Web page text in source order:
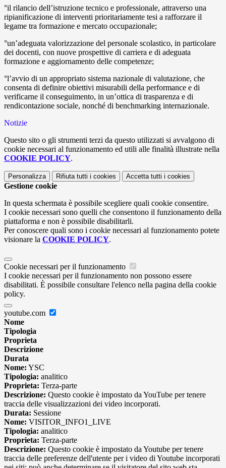
°il rilancio dell’istruzione tecnico e professionale, attraverso una
ripianificazione di interventi prioritariamente tesi a rafforzare il
legame tra formazione e mercato occupazionale;
°un’adeguata valorizzazione del personale scolastico, in particolare
dei docenti, con nuove prospettive di carriera e di adeguata
formazione e aggiornamento delle competenze;
°l’avvio di un appropriato sistema nazionale di valutazione, che
consenta di definire obiettivi misurabili della performance e di
verificarne il conseguimento, in un’ottica di trasparenza e di
rendicontazione sociale, nonché di benchmarking internazionale.
Notizie
Questo sito o gli strumenti terzi da questo utilizzati si avvalgono di
cookie necessari al funzionamento ed utili alle finalità illustrate nella
COOKIE POLICY.
Personalizza Rifiuta tutti i cookies Accetta tutti i cookies
Gestione cookie
In questa schermata è possibile scegliere quali cookie consentire.
I cookie necessari sono quelli che consentono il funzionamento della
piattaforma e non è possibile disabilitarli.
Per conoscere quali sono i cookie necessari al funzionamento potete
visionare la COOKIE POLICY.
Cookie necessari per il funzionamento
I cookie necessari per il funzionamento non possono essere
disabilitati. È possibile consultare l'elenco nella pagina della cookie
policy.
youtube.com
Nome
Tipologia
Proprieta
Descrizione
Durata
Nome: YSC
Tipologia: analitico
Proprieta: Terza-parte
Descrizione: Questo cookie è impostato da YouTube per tenere
traccia delle visualizzazioni dei video incorporati.
Durata: Sessione
Nome: VISITOR_INFO1_LIVE
Tipologia: analitico
Proprieta: Terza-parte
Descrizione: Questo cookie è impostato da Youtube per tenere
traccia delle preferenze dell'utente per i video di Youtube incorporati